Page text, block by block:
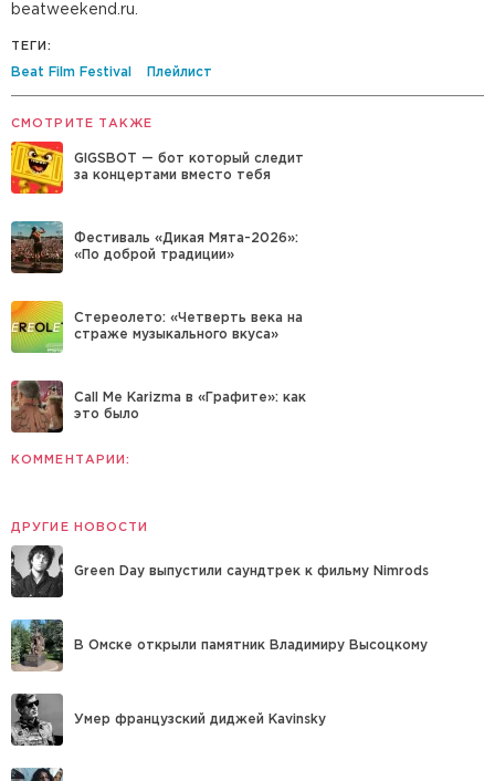
beatweekend.ru.
ТЕГИ:
Beat Film Festival Плейлист
СМОТРИТЕ ТАКЖЕ
GIGSBOT — бот который следит
за концертами вместо тебя
Фестиваль «Дикая Мята-2026»:
«По доброй традиции»
Стереолето: «Четверть века на
страже музыкального вкуса»
Call Me Karizma в «Графите»: как
это было
КОММЕНТАРИИ:
ДРУГИЕ НОВОСТИ
Green Day выпустили саундтрек к фильму Nimrods
В Омске открыли памятник Владимиру Высоцкому
Умер французский диджей Kavinsky